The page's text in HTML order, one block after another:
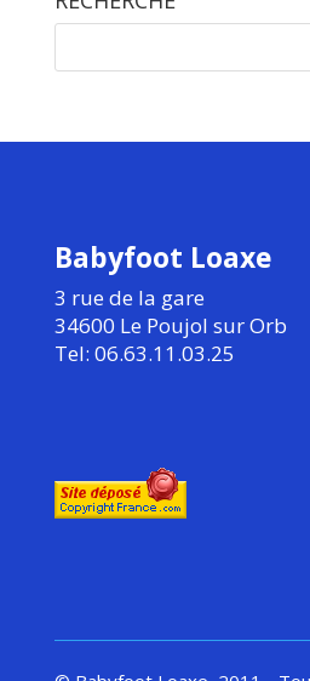
Babyfoot Loaxe
3 rue de la gare
34600 Le Poujol sur Orb
Tel: 06.63.11.03.25